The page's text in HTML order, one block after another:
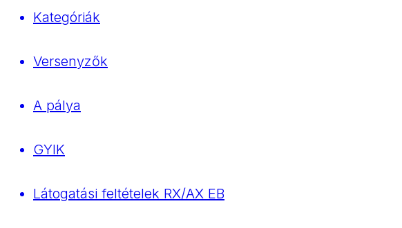
Kategóriák
Versenyzők
A pálya
GYIK
Látogatási feltételek RX/AX EB